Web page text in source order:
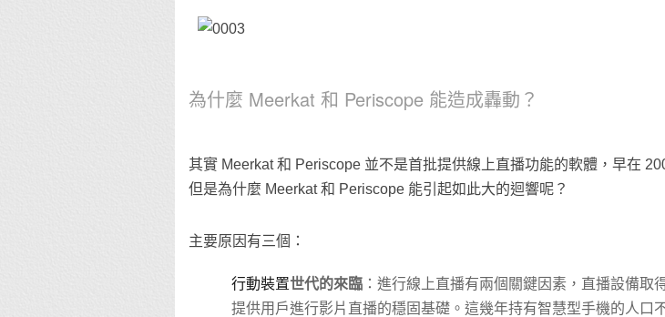
為什麼 Meerkat 和 Periscope 能造成轟動？
其實 Meerkat 和 Periscope 並不是首批提供線上直播功能的軟體，早在
但是為什麼 Meerkat 和 Periscope 能引起如此大的迴響呢？
主要原因有三個：
行動裝置世代的來臨 ：進行線上直播有兩個關鍵因素，直播設備
提供用戶進行影片直播的穩固基礎。這幾年持有智慧型手機的人口